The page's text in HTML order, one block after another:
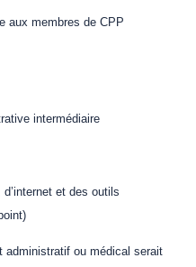
aux membres de CPP
intermédiaire
et des outils
administratif ou médical serait